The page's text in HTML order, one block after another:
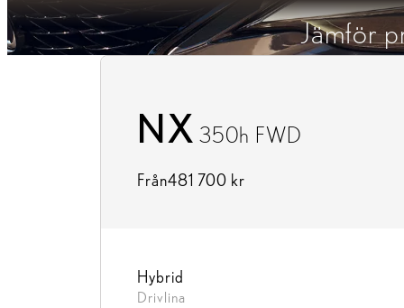
Jämför
NX 350h FWD
Från481 700 kr
Drivlina
Hybrid